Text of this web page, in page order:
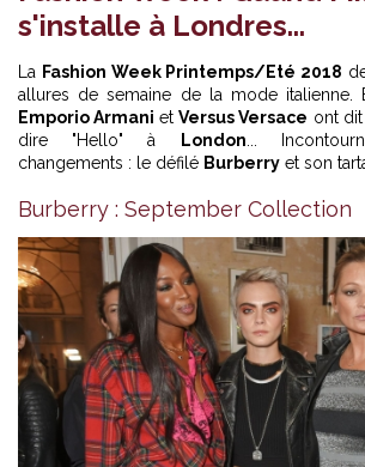
s'installe à Londres...
La Fashion Week Printemps/Eté 2018
allures de semaine de la mode italienne.
Emporio Armani et Versus Versace ont dit
dire "Hello" à
London ...
changements : le défilé Burberry et son
Burberry : September Collection